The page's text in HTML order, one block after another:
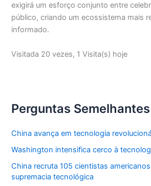
exigirá um esforço conjunto entre
público, criando um ecossistema mais
informado.
Visitada 20 vezes, 1 Visita(s) hoje
Perguntas Semelhantes
China avança em tecnologia
Washington intensifica cerco à
China recruta 105 cientistas
supremacia tecnológica